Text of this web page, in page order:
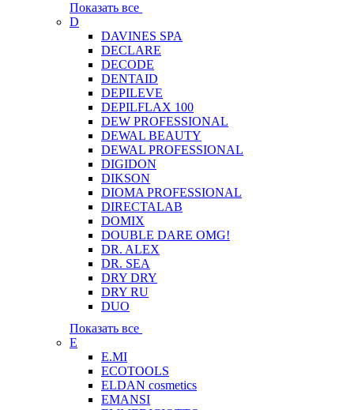
Показать все
D
DAVINES SPA
DECLARE
DECODE
DENTAID
DEPILEVE
DEPILFLAX 100
DEW PROFESSIONAL
DEWAL BEAUTY
DEWAL PROFESSIONAL
DIGIDON
DIKSON
DIOMA PROFESSIONAL
DIRECTALAB
DOMIX
DOUBLE DARE OMG!
DR. ALEX
DR. SEA
DRY DRY
DRY RU
DUO
Показать все
E
E.MI
ECOTOOLS
ELDAN cosmetics
EMANSI